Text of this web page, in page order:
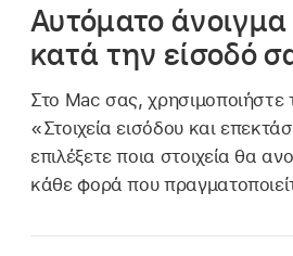
οδηγό
Αυτόματο άνοιγμα
κατά την είσοδό
Στο Mac σας, χρησιμοποιήστε
«Στοιχεία εισόδου και
επιλέξετε ποια στοιχεία θα
κάθε φορά που